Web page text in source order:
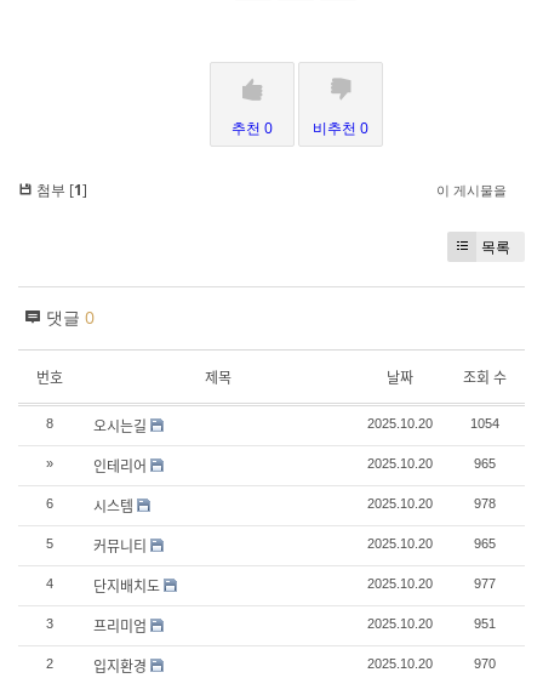
추천 0 비추천 0
첨부 [1] 이 게시물을
목록
댓글 0
번호 제목 날짜 조회 수
8 오시는길 2025.10.20 1054
» 인테리어 2025.10.20 965
6 시스템 2025.10.20 978
5 커뮤니티 2025.10.20 965
4 단지배치도 2025.10.20 977
3 프리미엄 2025.10.20 951
2 입지환경 2025.10.20 970